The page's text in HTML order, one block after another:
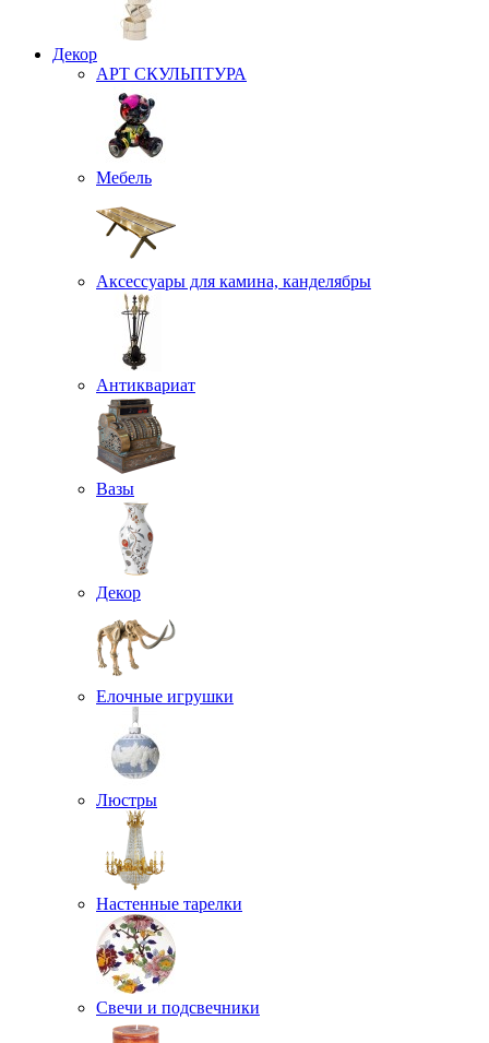
Декор
АРТ СКУЛЬПТУРА
Мебель
Аксессуары для камина, канделябры
Антиквариат
Вазы
Декор
Елочные игрушки
Люстры
Настенные тарелки
Свечи и подсвечники